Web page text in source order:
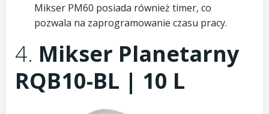
Mikser PM60 posiada również timer, co
pozwala na zaprogramowanie czasu pracy.
4. Mikser Planetarny
RQB10-BL | 10 L